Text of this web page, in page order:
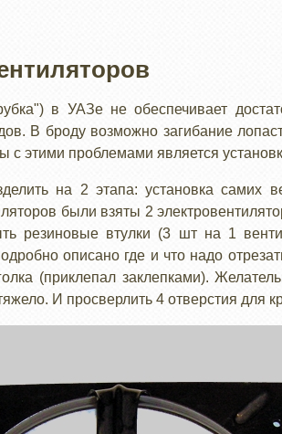
в УАЗе не обеспечивает
В броду возможно загибание
этими проблемами является
на 2 этапа: установка самих
были взяты 2
резиновые втулки (3 шт на 1
описано где и что надо
(приклепал заклепками).
И просверлить 4 отверстия для